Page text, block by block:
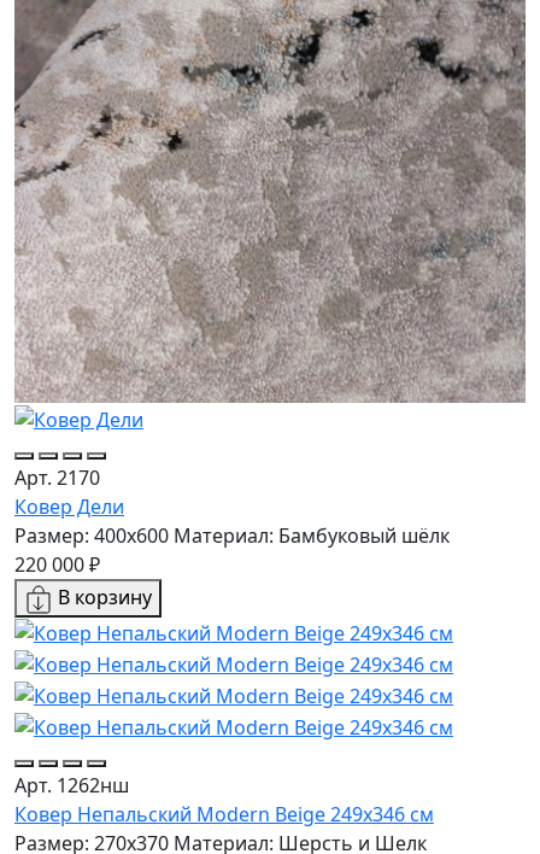
Арт. 2170
Ковер Дели
Размер: 400x600 Материал: Бамбуковый шёлк
220 000 ₽
В корзину
Арт. 1262нш
Ковер Непальский Modern Beige 249x346 см
Размер: 270x370 Материал: Шерсть и Шелк